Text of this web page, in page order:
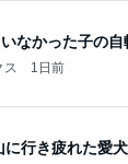
なかった子の自
ス 1日前
に行き疲れた愛犬